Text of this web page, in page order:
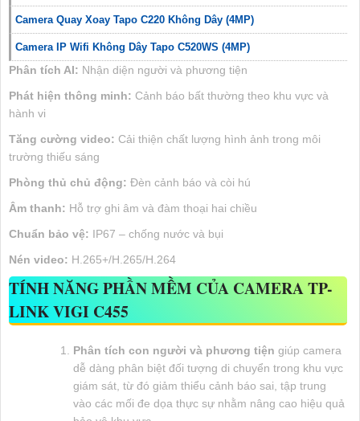
Camera Quay Xoay Tapo C220 Không Dây (4MP)
Camera IP Wifi Không Dây Tapo C520WS (4MP)
Phân tích AI: Nhận diện người và phương tiện
Phát hiện thông minh: Cảnh báo bất thường theo khu vực và
hành vi
Tăng cường video: Cải thiện chất lượng hình ảnh trong môi
trường thiếu sáng
Phòng thủ chủ động: Đèn cảnh báo và còi hú
Âm thanh: Hỗ trợ ghi âm và đàm thoại hai chiều
Chuẩn bảo vệ: IP67 – chống nước và bụi
Nén video: H.265+/H.265/H.264
TÍNH NĂNG PHẦN MỀM CỦA CAMERA TP-
LINK VIGI C455
Phân tích con người và phương tiện giúp camera
dễ dàng phân biệt đối tượng di chuyển trong khu vực
giám sát, từ đó giảm thiểu cảnh báo sai, tập trung
vào các mối đe dọa thực sự nhằm nâng cao hiệu quả